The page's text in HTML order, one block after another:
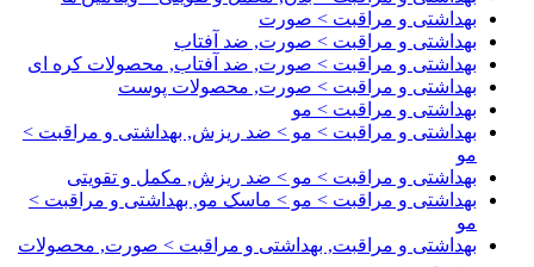
بهداشتی و مراقبت > صورت
بهداشتی و مراقبت > صورت, ضد آفتاب
بهداشتی و مراقبت > صورت, ضد آفتاب, محصولات کره ای
بهداشتی و مراقبت > صورت, محصولات پوست
بهداشتی و مراقبت > مو
بهداشتی و مراقبت > مو > ضد ریزش, بهداشتی و مراقبت >
مو
بهداشتی و مراقبت > مو > ضد ریزش, مکمل و تقویتی
بهداشتی و مراقبت > مو > ماسک مو, بهداشتی و مراقبت >
مو
بهداشتی و مراقبت, بهداشتی و مراقبت > صورت, محصولات